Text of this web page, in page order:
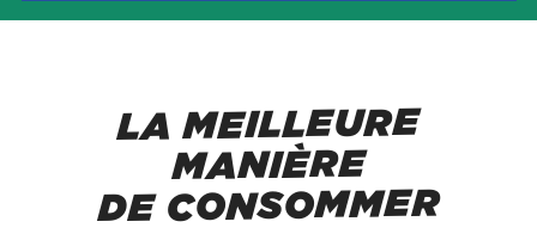
LA MEILLEURE
MANIÈRE
DE CONSOMMER